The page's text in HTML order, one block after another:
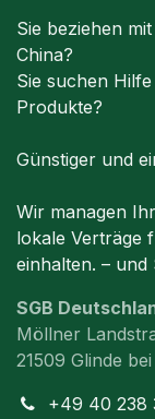
Sie beziehen
China?
Sie suchen
Produkte?
Günstiger und
Wir managen
lokale Verträge
einhalten. – und
SGB
Möllner
21509 Glinde
+49 40 238